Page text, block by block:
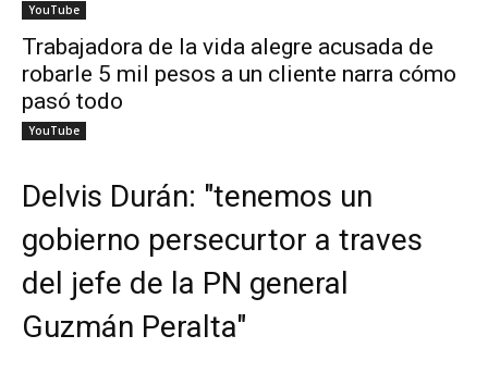
YouTube
Trabajadora de la vida alegre acusada de
robarle 5 mil pesos a un cliente narra cómo
pasó todo
YouTube
Delvis Durán: "tenemos un
gobierno persecurtor a traves
del jefe de la PN general
Guzmán Peralta"